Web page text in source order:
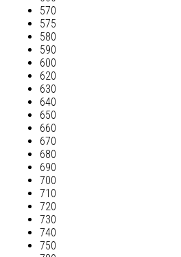
570
575
580
590
600
620
630
640
650
660
670
680
690
700
710
720
730
740
750